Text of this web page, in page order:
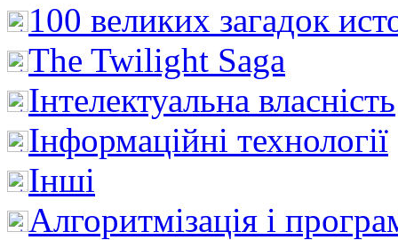
100 великих загадок
The Twilight Saga
Інтелектуальна влaсність
Інформаційні технології
Інші
Алгоритмізація і